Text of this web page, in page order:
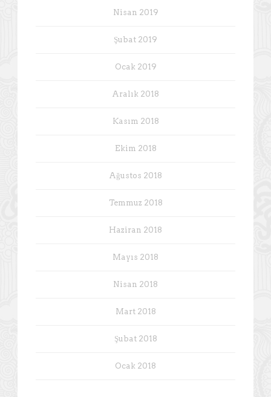
Nisan 2019
Şubat 2019
Ocak 2019
Aralık 2018
Kasım 2018
Ekim 2018
Ağustos 2018
Temmuz 2018
Haziran 2018
Mayıs 2018
Nisan 2018
Mart 2018
Şubat 2018
Ocak 2018